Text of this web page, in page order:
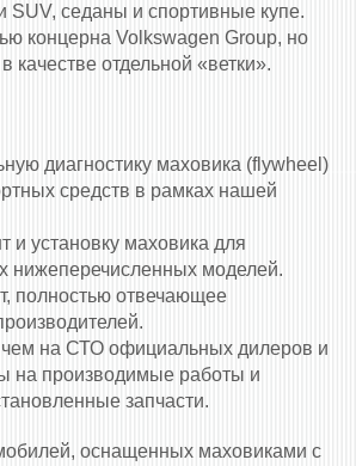
SUV, седаны и спортивные купе.
концерна Volkswagen Group, но
качестве отдельной «ветки».
диагностику маховика (flywheel)
средств в рамках нашей
и установку маховика для
нижеперечисленных моделей.
полностью отвечающее
чем на СТО официальных дилеров и
на производимые работы и
запчасти.
оснащенных маховиками c